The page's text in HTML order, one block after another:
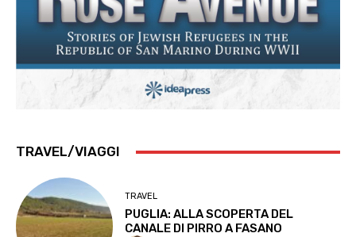
TRAVEL/VIAGGI
TRAVEL
PUGLIA: ALLA SCOPERTA DEL
CANALE DI PIRRO A FASANO